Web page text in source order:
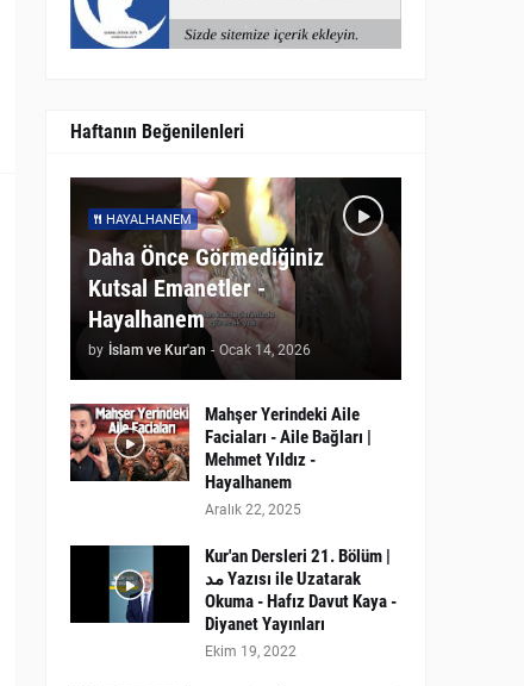
Haftanın Beğenilenleri
HAYALHANEM
Daha Önce Görmediğiniz
Kutsal Emanetler -
Hayalhanem
by İslam ve Kur'an - Ocak 14, 2026
Mahşer Yerindeki Aile
Faciaları - Aile Bağları |
Mehmet Yıldız -
Hayalhanem
Aralık 22, 2025
Kur'an Dersleri 21. Bölüm |
مد Yazısı ile Uzatarak
Okuma - Hafız Davut Kaya -
Diyanet Yayınları
Ekim 19, 2022